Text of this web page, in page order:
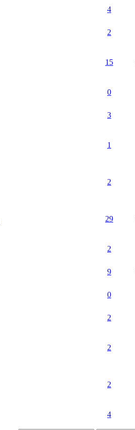
4
2
15
0
3
1
2
29
2
9
0
2
2
2
4